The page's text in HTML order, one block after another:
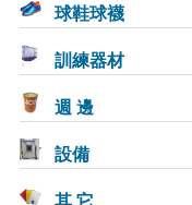
球鞋球襪
訓練器材
週 邊
設備